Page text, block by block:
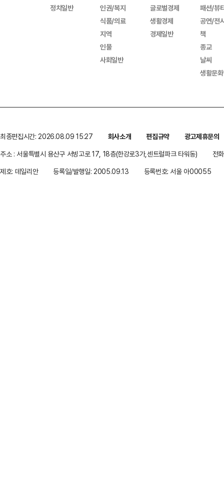
정치일반
인권/복지
식품/의료
지역
인물
사회일반
글로벌경제
생활경제
경제일반
패션/뷰
공연/전
책
종교
날씨
생활문
최종편집시간: 2026.08.09 15:27 회사소개 편집규약
광고제휴문의
주소 : 서울특별시 용산구 서빙고로 17, 18층(한강로3가,센트럴파크 타워동)
전
제호: 데일리안
등록일/발행일: 2005.09.13 등록번호: 서울 아00055